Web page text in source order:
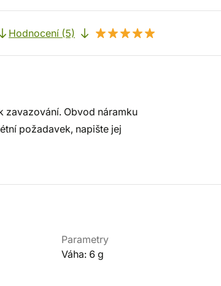
Hodnocení (5)
zavazování. Obvod náramku
požadavek, napište jej
Parametry
Váha: 6 g